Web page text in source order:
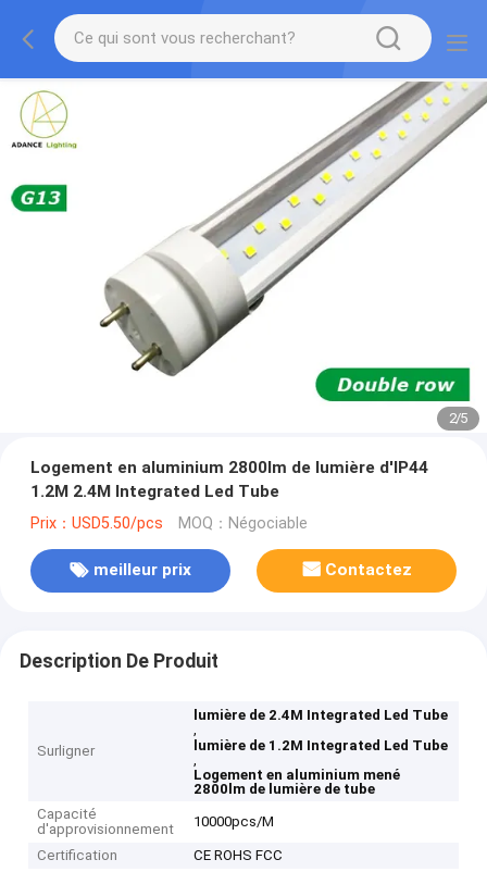
2/5
Logement en aluminium 2800lm de lumière d'IP44
1.2M 2.4M Integrated Led Tube
Prix：USD5.50/pcs MOQ：Négociable
meilleur prix Contactez
Description De Produit
Surligner
lumière de 2.4M Integrated Led Tube
,
lumière de 1.2M Integrated Led Tube
,
Logement en aluminium mené
2800lm de lumière de tube
Capacité
d'approvisionnement
10000pcs/M
Certification
CE ROHS FCC